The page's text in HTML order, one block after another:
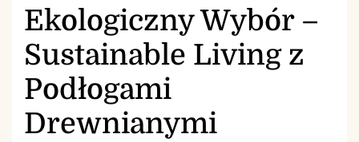
Ekologiczny Wybór –
Sustainable Living z
Podłogami
Drewnianymi